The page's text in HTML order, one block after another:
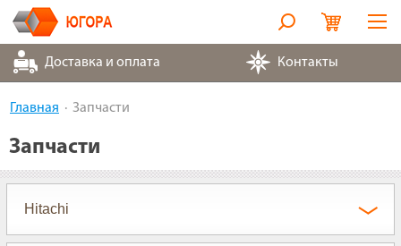
Оборудование
Контакты
Доставка и оплата Контакты
Главная Запчасти
Запчасти